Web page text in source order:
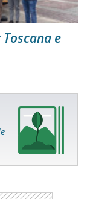
e